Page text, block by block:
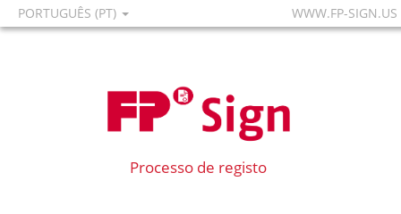
PORTUGUÊS (PT) WWW.FP-SIGN.US
Processo de registo